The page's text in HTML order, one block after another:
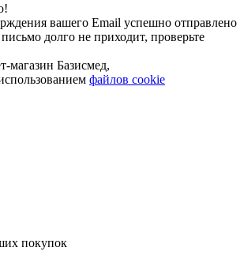
вашего Email успешно отправлено
долго не приходит, проверьте
магазин Базисмед,
файлов cookie
покупок